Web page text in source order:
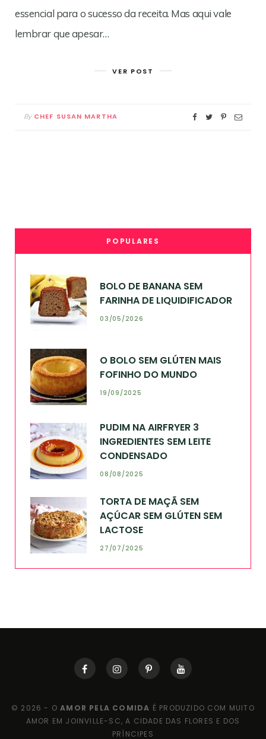
essencial para o sucesso da receita. Mas aqui vale
lembrar que apesar…
VER POST
By CHEF SUSAN MARTHA
POPULARES
BOLO DE BANANA SEM
FARINHA DE LIQUIDIFICADOR
03/05/2026
O BOLO SEM GLÚTEN MAIS
FOFINHO DO MUNDO
19/09/2025
PUDIM NA AIRFRYER 3
INGREDIENTES SEM LEITE
CONDENSADO
08/08/2025
TORTA DE MAÇÃ SEM
AÇÚCAR SEM GLÚTEN SEM
LACTOSE
27/07/2025
© 2026 - OAMOR PELA COMIDA É PRODUZIDO COM MUITO
AMOR EM JOINVILLE-SC, A CIDADE DAS FLORES E DOS
PRÍNCIPES